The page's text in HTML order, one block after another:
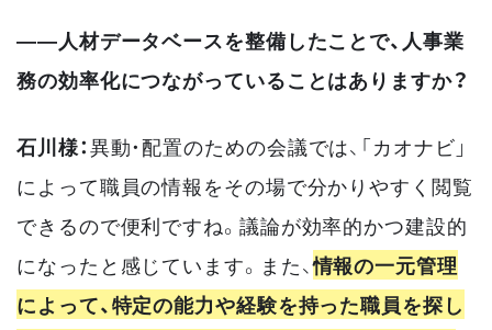
――人材データベースを整備したことで、人事業
務の効率化につながっていることはありますか？
石川様：異動・配置のための会議では、「カオナビ」
によって職員の情報をその場で分かりやすく閲覧
できるので便利ですね。議論が効率的かつ建設的
になったと感じています。また、情報の一元管理
によって、特定の能力や経験を持った職員を探し